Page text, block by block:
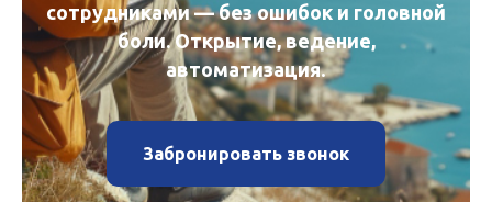
сотрудниками — без ошибок и головной
боли. Открытие, ведение,
автоматизация.
Забронировать звонок